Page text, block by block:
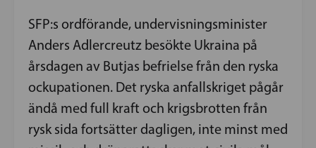
SFP:s ordförande, undervisningsminister
Anders Adlercreutz besökte Ukraina på
årsdagen av Butjas befrielse från den ryska
ockupationen. Det ryska anfallskriget pågår
ändå med full kraft och krigsbrotten från
rysk sida fortsätter dagligen, inte minst med